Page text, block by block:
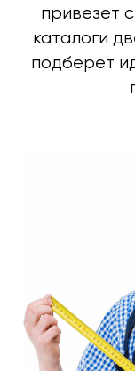
привезет
каталоги
подберет
Наши